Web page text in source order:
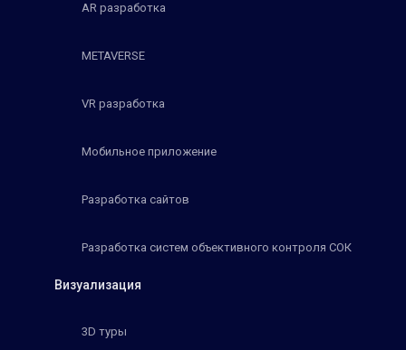
AR разработка
METAVERSE
VR разработка
Мобильное приложение
Разработка сайтов
Разработка систем объективного контроля СОК
Визуализация
3D туры